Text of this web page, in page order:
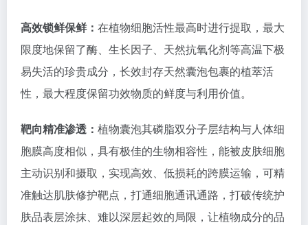
高效锁鲜保鲜： 在植物细胞活性最高时进行提取，最大
限度地保留了酶、生长因子、天然抗氧化剂等高温下极
易失活的珍贵成分，长效封存天然囊泡包裹的植萃活
性，最大程度保留功效物质的鲜度与利用价值。
靶向精准渗透： 植物囊泡其磷脂双分子层结构与人体细
胞膜高度相似，具有极佳的生物相容性，能被皮肤细胞
主动识别和摄取，实现高效、低损耗的跨膜运输，可精
准触达肌肤修护靶点，打通细胞通讯通路，打破传统护
肤品表层涂抹、难以深层起效的局限，让植物成分的品